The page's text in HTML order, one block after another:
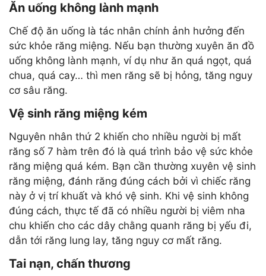
Ăn uống không lành mạnh
Chế độ ăn uống là tác nhân chính ảnh hưởng đến
sức khỏe răng miệng. Nếu bạn thường xuyên ăn đồ
uống không lành mạnh, ví dụ như ăn quá ngọt, quá
chua, quá cay… thì men răng sẽ bị hỏng, tăng nguy
cơ sâu răng.
Vệ sinh răng miệng kém
Nguyên nhân thứ 2 khiến cho nhiều người bị mất
răng số 7 hàm trên đó là quá trình bảo vệ sức khỏe
răng miệng quá kém. Bạn cần thường xuyên vệ sinh
răng miệng, đánh răng đúng cách bởi vì chiếc răng
này ở vị trí khuất và khó vệ sinh. Khi vệ sinh không
đúng cách, thực tế đã có nhiều người bị viêm nha
chu khiến cho các dây chằng quanh răng bị yếu đi,
dẫn tới răng lung lay, tăng nguy cơ mất răng.
Tai nạn, chấn thương